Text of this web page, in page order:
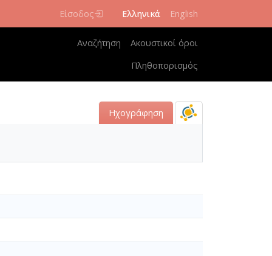
Είσοδος Ελληνικά English
Κεντρική πλοήγηση
Αναζήτηση
Ακουστικοί όροι
Πληθοπορισμός
Ηχογράφηση